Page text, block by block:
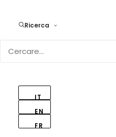
Ricerca
IT
EN
FR
Children Park